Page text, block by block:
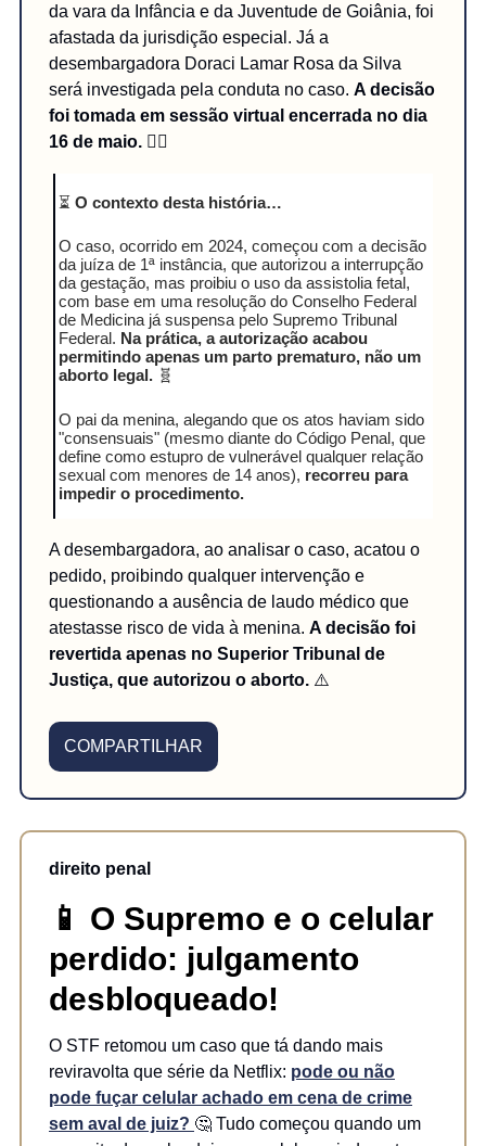
da vara da Infância e da Juventude de Goiânia, foi
afastada da jurisdição especial. Já a
desembargadora Doraci Lamar Rosa da Silva
será investigada pela conduta no caso. A decisão
foi tomada em sessão virtual encerrada no dia
16 de maio. 🧑‍⚖️
⏳ O contexto desta história…
O caso, ocorrido em 2024, começou com a decisão
da juíza de 1ª instância, que autorizou a interrupção
da gestação, mas proibiu o uso da assistolia fetal,
com base em uma resolução do Conselho Federal
de Medicina já suspensa pelo Supremo Tribunal
Federal. Na prática, a autorização acabou
permitindo apenas um parto prematuro, não um
aborto legal. 🧬
O pai da menina, alegando que os atos haviam sido
"consensuais" (mesmo diante do Código Penal, que
define como estupro de vulnerável qualquer relação
sexual com menores de 14 anos), recorreu para
impedir o procedimento.
A desembargadora, ao analisar o caso, acatou o
pedido, proibindo qualquer intervenção e
questionando a ausência de laudo médico que
atestasse risco de vida à menina. A decisão foi
revertida apenas no Superior Tribunal de
Justiça, que autorizou o aborto. ⚠️
COMPARTILHAR
direito penal
📱 O Supremo e o celular
perdido: julgamento
desbloqueado!
O STF retomou um caso que tá dando mais
reviravolta que série da Netflix: pode ou não
pode fuçar celular achado em cena de crime
sem aval de juiz? 🤔 Tudo começou quando um